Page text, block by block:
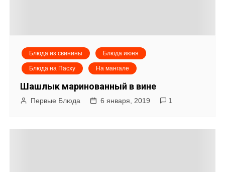
Блюда из свинины Блюда июня
Блюда на Пасху На мангале
Шашлык маринованный в вине
Первые Блюда 6 января, 2019 1